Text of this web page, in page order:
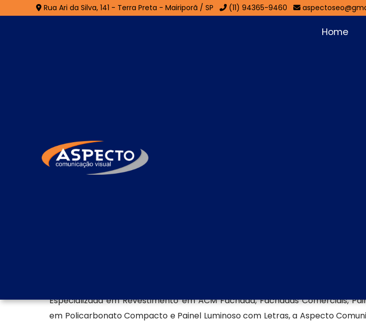
Rua Ari da Silva, 141 - Terra Preta - Mairiporã / SP (11) 94365-9460
Home
Se você está procurando por especialistas em
auxiliar com uma composição positiva, comunicação visual especializada e
encontrou o lugar certo! Seja bem-vindo a Aspecto Comunicação Visual,
soluções? Continue navegando em nosso site para conferir o catálogo
de comunicação disponíveis e fale diretamente com nosso atendimento
Especializada em Revestimento em ACM Fachada, Fachadas Comerciais,
em Policarbonato Compacto e Painel Luminoso com Letras, a Aspecto